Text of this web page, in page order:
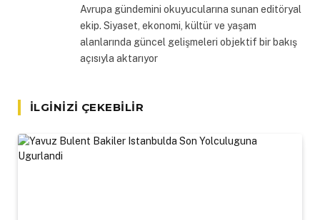
Avrupa gündemini okuyucularına sunan editöryal
ekip. Siyaset, ekonomi, kültür ve yaşam
alanlarında güncel gelişmeleri objektif bir bakış
açısıyla aktarıyor
İLGINIZI ÇEKEBILIR